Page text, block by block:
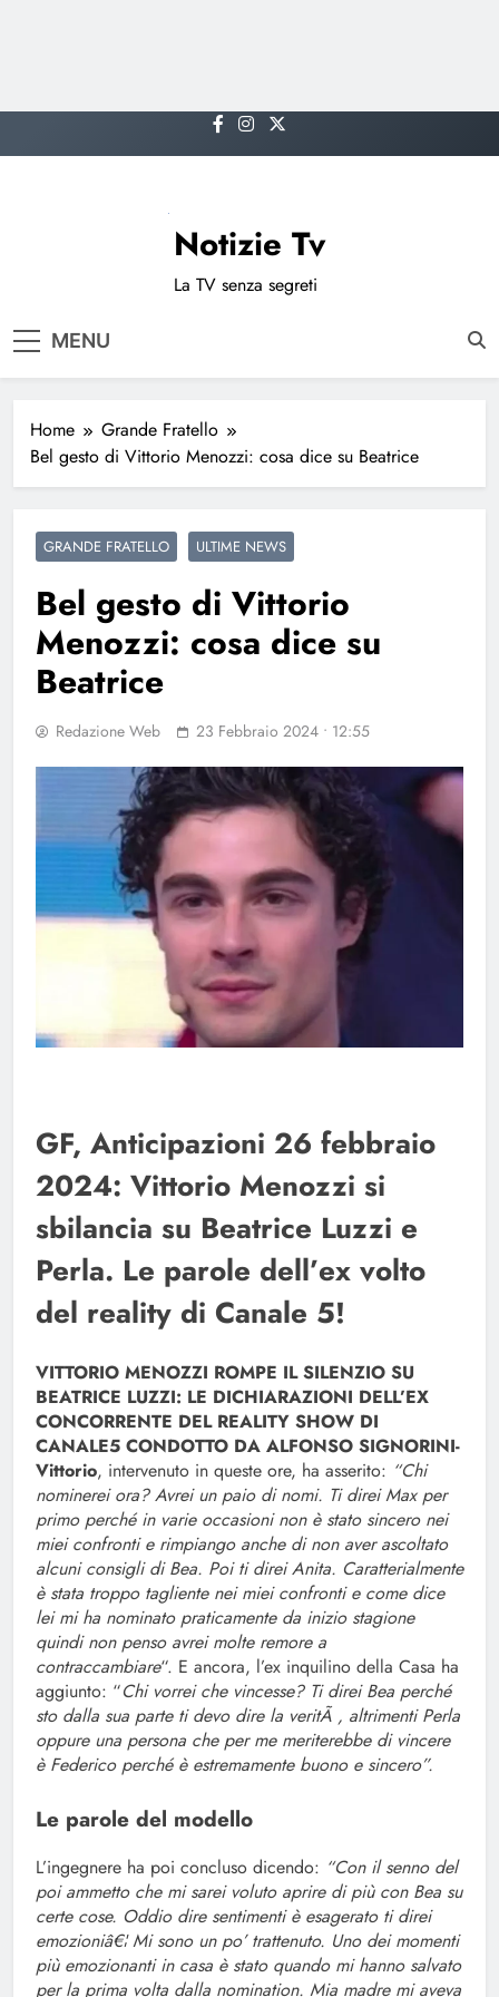
to
Notizie Tv
La TV senza segreti
MENU
Home
Grande Fratello
Bel gesto di Vittorio Menozzi: cosa dice su Beatrice
GRANDE FRATELLO ULTIME NEWS
Bel gesto di Vittorio
Menozzi: cosa dice su
Beatrice
Redazione Web 23 Febbraio 2024 • 12:55
GF, Anticipazioni 26 febbraio
2024: Vittorio Menozzi si
sbilancia su Beatrice Luzzi e
Perla. Le parole dell’ex volto
del reality di Canale 5!
VITTORIO MENOZZI ROMPE IL SILENZIO SU
BEATRICE LUZZI: LE DICHIARAZIONI DELL’EX
CONCORRENTE DEL REALITY SHOW DI
CANALE5 CONDOTTO DA ALFONSO SIGNORINI-
Vittorio, intervenuto in queste ore, ha asserito: “Chi
nominerei ora? Avrei un paio di nomi. Ti direi Max per
primo perché in varie occasioni non è stato sincero nei
miei confronti e rimpiango anche di non aver ascoltato
alcuni consigli di Bea. Poi ti direi Anita. Caratterialmente
è stata troppo tagliente nei miei confronti e come dice
lei mi ha nominato praticamente da inizio stagione
quindi non penso avrei molte remore a
contraccambiare“. E ancora, l’ex inquilino della Casa ha
aggiunto: “Chi vorrei che vincesse? Ti direi Bea perché
sto dalla sua parte ti devo dire la veritÃ , altrimenti Perla
oppure una persona che per me meriterebbe di vincere
è Federico perché è estremamente buono e sincero”.
Le parole del modello
L’ingegnere ha poi concluso dicendo: “Con il senno del
poi ammetto che mi sarei voluto aprire di più con Bea su
certe cose. Oddio dire sentimenti è esagerato ti direi
emozioniâ€¦ Mi sono un po’ trattenuto. Uno dei momenti
più emozionanti in casa è stato quando mi hanno salvato
per la prima volta dalla nomination. Mia madre mi aveva